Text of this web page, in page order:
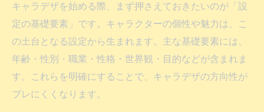
キャラデザを始める際、まず押さえておきたいのが「設
定の基礎要素」です。キャラクターの個性や魅力は、こ
の土台となる設定から生まれます。主な基礎要素には、
年齢・性別・職業・性格・世界観・目的などが含まれま
す。これらを明確にすることで、キャラデザの方向性が
ブレにくくなります。